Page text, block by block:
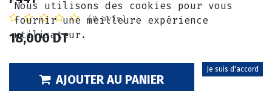
(0 avis)
18,000DT
AJOUTER AU PANIER
Nous utilisons des cookies pour vous
fournir une meilleure expérience
utilisateur.
Je suis d'accord